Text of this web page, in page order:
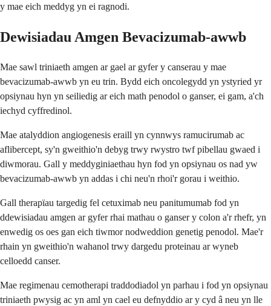
y mae eich meddyg yn ei ragnodi.
Dewisiadau Amgen Bevacizumab-awwb
Mae sawl triniaeth amgen ar gael ar gyfer y canserau y mae
bevacizumab-awwb yn eu trin. Bydd eich oncolegydd yn ystyried yr
opsiynau hyn yn seiliedig ar eich math penodol o ganser, ei gam, a'ch
iechyd cyffredinol.
Mae atalyddion angiogenesis eraill yn cynnwys ramucirumab ac
aflibercept, sy'n gweithio'n debyg trwy rwystro twf pibellau gwaed i
diwmorau. Gall y meddyginiaethau hyn fod yn opsiynau os nad yw
bevacizumab-awwb yn addas i chi neu'n rhoi'r gorau i weithio.
Gall therapïau targedig fel cetuximab neu panitumumab fod yn
ddewisiadau amgen ar gyfer rhai mathau o ganser y colon a'r rhefr, yn
enwedig os oes gan eich tiwmor nodweddion genetig penodol. Mae'r
rhain yn gweithio'n wahanol trwy dargedu proteinau ar wyneb
celloedd canser.
Mae regimenau cemotherapi traddodiadol yn parhau i fod yn opsiynau
triniaeth pwysig ac yn aml yn cael eu defnyddio ar y cyd â neu yn lle